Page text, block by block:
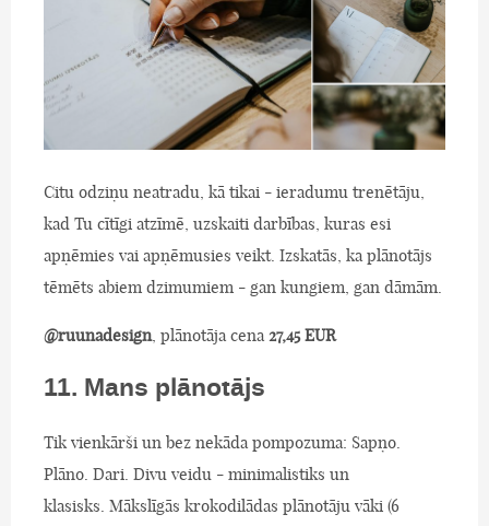
Citu odziņu neatradu, kā tikai - ieradumu trenētāju,
kad Tu cītīgi atzīmē, uzskaiti darbības, kuras esi
apņēmies vai apņēmusies veikt. Izskatās, ka plānotājs
tēmēts abiem dzimumiem - gan kungiem, gan dāmām.
@ruunadesign, plānotāja cena 27,45 EUR
11. Mans plānotājs
Tik vienkārši un bez nekāda pompozuma: Sapņo.
Plāno. Dari. Divu veidu - minimalistiks un
klasisks. Mākslīgās krokodilādas plānotāju vāki (6